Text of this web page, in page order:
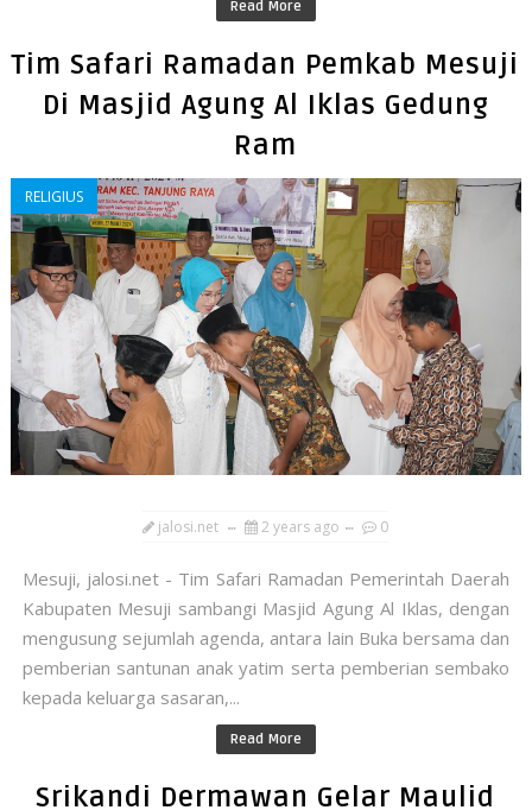
Read More
Tim Safari Ramadan Pemkab Mesuji
Di Masjid Agung Al Iklas Gedung
Ram
RELIGIUS
jalosi.net 2 years ago 0
Mesuji, jalosi.net - Tim Safari Ramadan Pemerintah Daerah
Kabupaten Mesuji sambangi Masjid Agung Al Iklas, dengan
mengusung sejumlah agenda, antara lain Buka bersama dan
pemberian santunan anak yatim serta pemberian sembako
kepada keluarga sasaran,...
Read More
Srikandi Dermawan Gelar Maulid